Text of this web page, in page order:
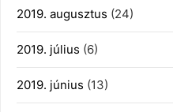
2019. augusztus (24)
2019. július (6)
2019. június (13)